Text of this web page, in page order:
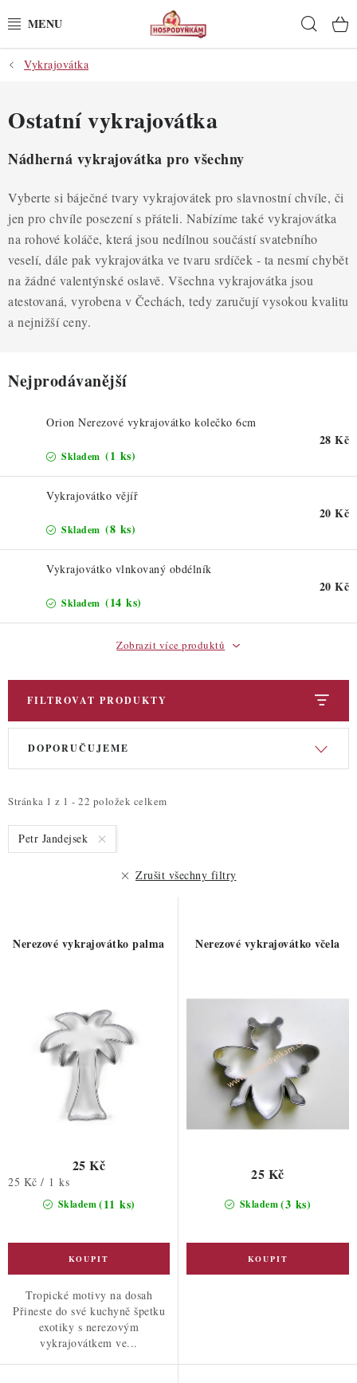
na
POTŘEBY
POMŮCKY
SUROVINY
DEKORACE
PRO OSLAVY
DO KUCHYNĚ
POCHUTINY
NOVÉ ZBOŽÍ
ZNAČKY
Nepřevzetí zásilky na dobírku
Vykrajovátka
Ostatní vykrajovátka
Nádherná vykrajovátka pro všechny
Vyberte si báječné tvary vykrajovátek pro slavnostní chvíle, či
jen pro chvíle posezení s přáteli. Nabízíme také vykrajovátka
na rohové koláče, která jsou nedílnou součástí svatebního
veselí, dále pak vykrajovátka ve tvaru srdíček - ta nesmí chybět
na žádné valentýnské oslavě. Všechna vykrajovátka jsou
atestovaná, vyrobena v Čechách, tedy zaručují vysokou kvalitu
a nejnižší ceny.
Nejprodávanější
Orion Nerezové vykrajovátko kolečko 6cm
Skladem (1 ks)
28 Kč
Vykrajovátko vějíř
Skladem (8 ks)
20 Kč
Vykrajovátko vlnkovaný obdélník
Skladem (14 ks)
20 Kč
Zobrazit více produktů
FILTROVAT PRODUKTY
V
i
s
p
u
Stránka 1 z 1 - 22 položek celkem
Ř
e
n
í
d
DOPORUČUJEME
Petr Jandejsek
Zrušit všechny filtry
Nerezové vykrajovátko palma
Skladem(11 ks)
25 Kč
Měrná
25 Kč / 1 ks
Tropické motivy na dosah
Přineste do své kuchyně špetku
exotiky s nerezovým
vykrajovátkem ve...
Nerezové vykrajovátko včela
Skladem(3 ks)
25 Kč